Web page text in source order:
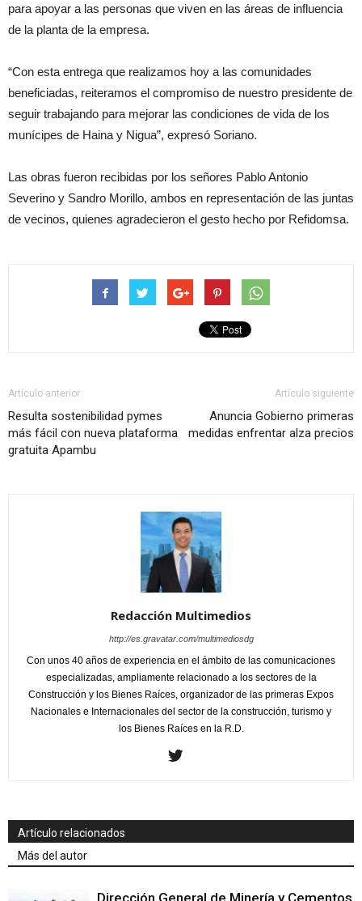
para apoyar a las personas que viven en las áreas de influencia
de la planta de la empresa.
“Con esta entrega que realizamos hoy a las comunidades
beneficiadas, reiteramos el compromiso de nuestro presidente de
seguir trabajando para mejorar las condiciones de vida de los
munícipes de Haina y Nigua”, expresó Soriano.
Las obras fueron recibidas por los señores Pablo Antonio
Severino y Sandro Morillo, ambos en representación de las juntas
de vecinos, quienes agradecieron el gesto hecho por Refidomsa.
Artículo anterior
Resulta sostenibilidad pymes
más fácil con nueva plataforma
gratuita Apambu
Artículo siguiente
Anuncia Gobierno primeras
medidas enfrentar alza precios
Redacción Multimedios
http://es.gravatar.com/multimediosdg
Con unos 40 años de experiencia en el ámbito de las comunicaciones
especializadas, ampliamente relacionado a los sectores de la
Construcción y los Bienes Raíces, organizador de las primeras Expos
Nacionales e Internacionales del sector de la construcción, turismo y
los Bienes Raíces en la R.D.
Artículo relacionados
Más del autor
Dirección General de Minería y Cementos